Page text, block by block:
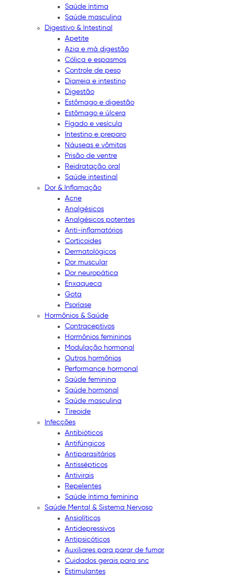
Saúde íntima
Saúde masculina
Digestivo & Intestinal
Apetite
Azia e má digestão
Cólica e espasmos
Controle de peso
Diarreia e intestino
Digestão
Estômago e digestão
Estômago e úlcera
Fígado e vesícula
Intestino e preparo
Náuseas e vômitos
Prisão de ventre
Reidratação oral
Saúde intestinal
Dor & Inflamação
Acne
Analgésicos
Analgésicos potentes
Anti-inflamatórios
Corticoides
Dermatológicos
Dor muscular
Dor neuropática
Enxaqueca
Gota
Psoríase
Hormônios & Saúde
Contraceptivos
Hormônios femininos
Modulação hormonal
Outros hormônios
Performance hormonal
Saúde feminina
Saúde hormonal
Saúde masculina
Tireoide
Infecções
Antibióticos
Antifúngicos
Antiparasitários
Antissépticos
Antivirais
Repelentes
Saúde íntima feminina
Saúde Mental & Sistema Nervoso
Ansiolíticos
Antidepressivos
Antipsicóticos
Auxiliares para parar de fumar
Cuidados gerais para snc
Estimulantes